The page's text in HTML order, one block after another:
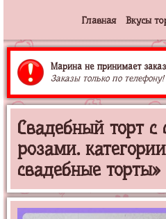
Главная Вкусы
Марина не принимает
Заказы только по телефону!
Свадебный торт
розами.
свадебные торты»